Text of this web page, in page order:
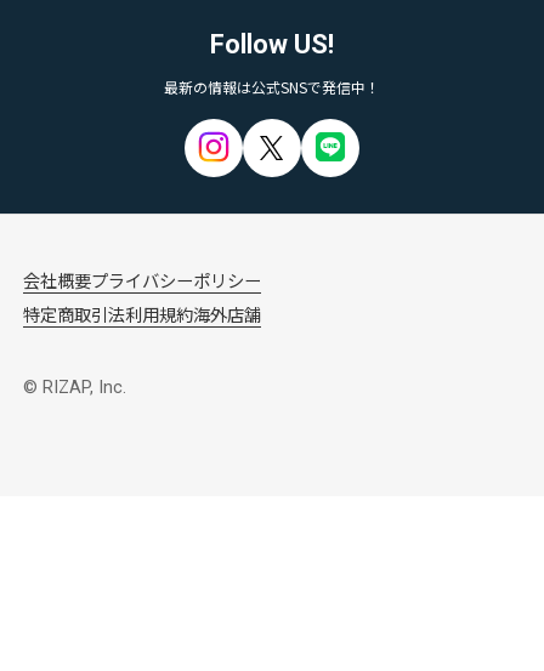
Follow US!
最新の情報は公式SNSで発信中！
会社概要プライバシーポリシー
特定商取引法利用規約海外店舗
© RIZAP, Inc.